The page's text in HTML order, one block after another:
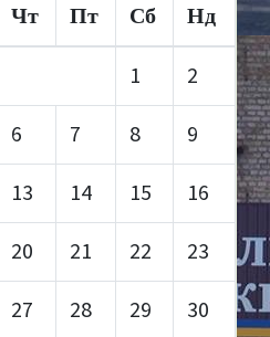
Чт Пт Сб Нд
1 2
6 7 8 9
13 14 15 16
20 21 22 23
27 28 29 30